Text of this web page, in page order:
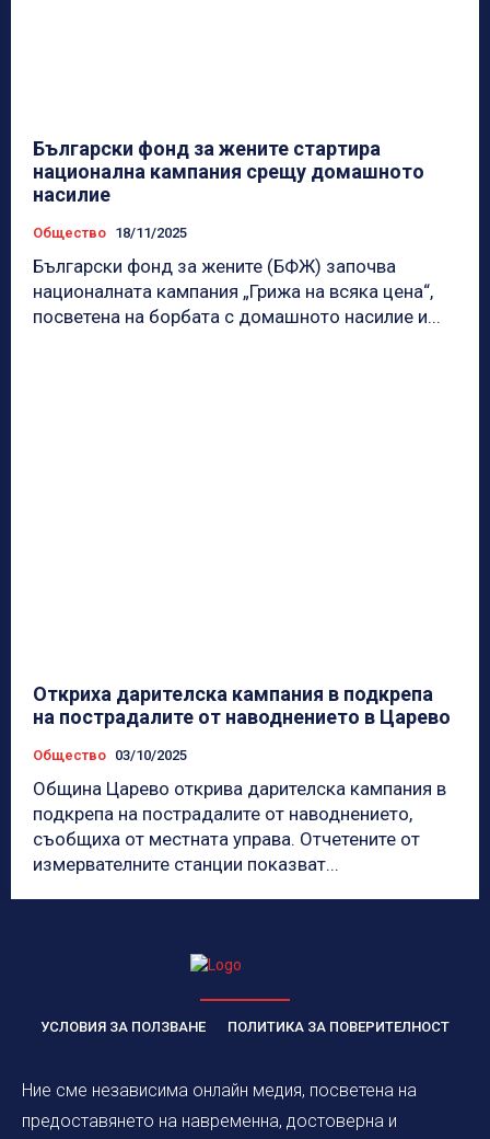
Български фонд за жените стартира
национална кампания срещу домашното
насилие
Общество 18/11/2025
Български фонд за жените (БФЖ) започва
националната кампания „Грижа на всяка цена“,
посветена на борбата с домашното насилие и...
Откриха дарителска кампания в подкрепа
на пострадалите от наводнението в Царево
Общество 03/10/2025
Община Царево открива дарителска кампания в
подкрепа на пострадалите от наводнението,
съобщиха от местната управа. Отчетените от
измервателните станции показват...
УСЛОВИЯ ЗА ПОЛЗВАНЕ ПОЛИТИКА ЗА ПОВЕРИТЕЛНОСТ
Ние сме независима онлайн медия, посветена на
предоставянето на навременна, достоверна и